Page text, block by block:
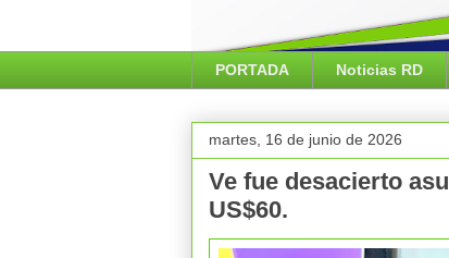
PORTADA Noticias RD
martes, 16 de junio de 2026
Ve fue desacierto
US$60.